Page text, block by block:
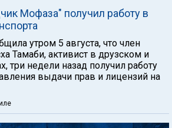
Мофаза" получил работу в
утром 5 августа, что член
Тамаби, активист в друзском и
три недели назад получил работу
выдачи прав и лицензий на